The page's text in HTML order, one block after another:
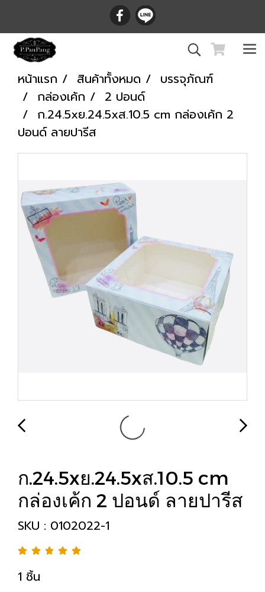
หน้าแรก สินค้าทั้งหมด
บรรจุภัณฑ์
กล่องเค้ก
2 ปอนด์
ก.24.5xย.24.5xส.10.5 cm กล่องเค้ก 2
ปอนด์ ลายปารีส
ก.24.5xย.24.5xส.10.5 cm
กล่องเค้ก 2 ปอนด์ ลายปารีส
SKU : 0102022-1
1 ชิ้น